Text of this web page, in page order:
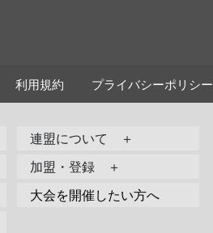
利用規約 プライバシーポリシー
連盟について ＋
加盟・登録 ＋
大会を開催したい方へ